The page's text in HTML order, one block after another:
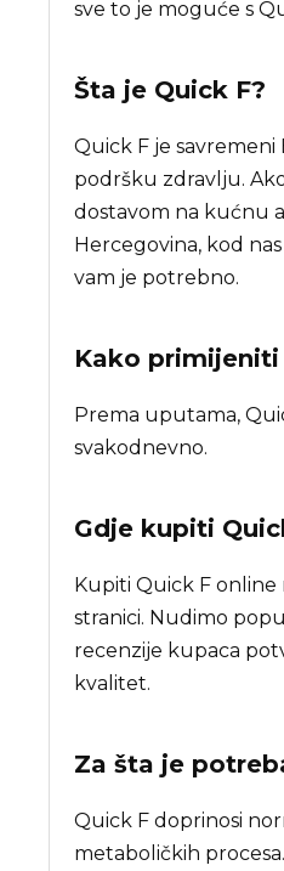
sve to je moguće s
Šta je Quick F?
Quick F je savremeni
podršku zdravlju.
dostavom na kućnu
Hercegovina, kod
vam je potrebno.
Kako primijeniti
Prema uputama,
svakodnevno.
Gdje kupiti
Kupiti Quick F online
stranici. Nudimo
recenzije kupaca
kvalitet.
Za šta je
Quick F doprinosi
metaboličkih